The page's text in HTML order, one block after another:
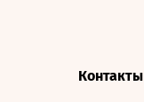
Контакты